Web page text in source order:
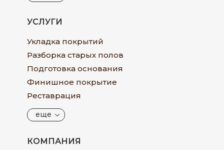
УСЛУГИ
Укладка покрытий
Разборка старых полов
Подготовка основания
Финишное покрытие
Реставрация
еще
КОМПАНИЯ